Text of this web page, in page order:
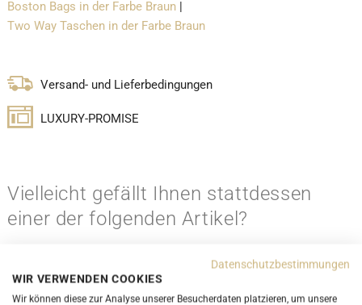
Boston Bags in der Farbe Braun |
Two Way Taschen in der Farbe Braun
Versand- und Lieferbedingungen
LUXURY-PROMISE
Vielleicht gefällt Ihnen stattdessen
einer der folgenden Artikel?
Datenschutzbestimmungen
WIR VERWENDEN COOKIES
Wir können diese zur Analyse unserer Besucherdaten platzieren, um unsere